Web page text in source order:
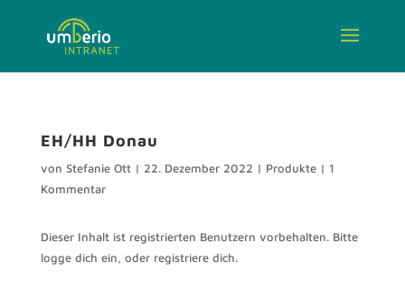
EH/HH Donau
von Stefanie Ott| 22. Dezember 2022 | Produkte| 1
Kommentar
Dieser Inhalt ist registrierten Benutzern vorbehalten. Bitte
logge dich ein, oder registriere dich.